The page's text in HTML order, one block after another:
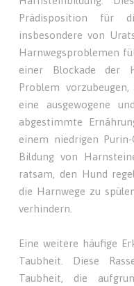
Prädisposition für
insbesondere von
Harnwegsproblemen
einer Blockade der
Problem
eine ausgewogene
abgestimmte
einem niedrigen
Bildung von
ratsam, den Hund
die Harnwege zu
verhindern.
Eine weitere häufige
Taubheit. Diese
Taubheit, die